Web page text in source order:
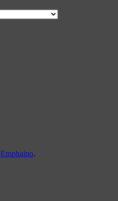
Emphaino.